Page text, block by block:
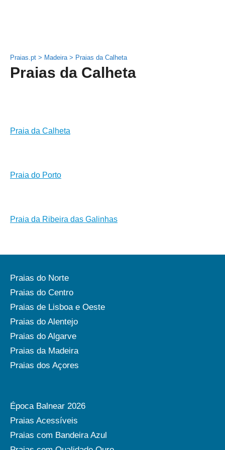
Praias.pt > Madeira > Praias da Calheta
Praias da Calheta
Praia da Calheta
Praia do Porto
Praia da Ribeira das Galinhas
Praias do Norte
Praias do Centro
Praias de Lisboa e Oeste
Praias do Alentejo
Praias do Algarve
Praias da Madeira
Praias dos Açores
Época Balnear 2026
Praias Acessíveis
Praias com Bandeira Azul